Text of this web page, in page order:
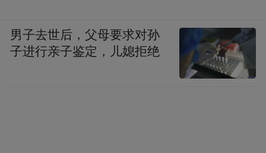
男子去世后，父母要求对孙
子进行亲子鉴定，儿媳拒绝